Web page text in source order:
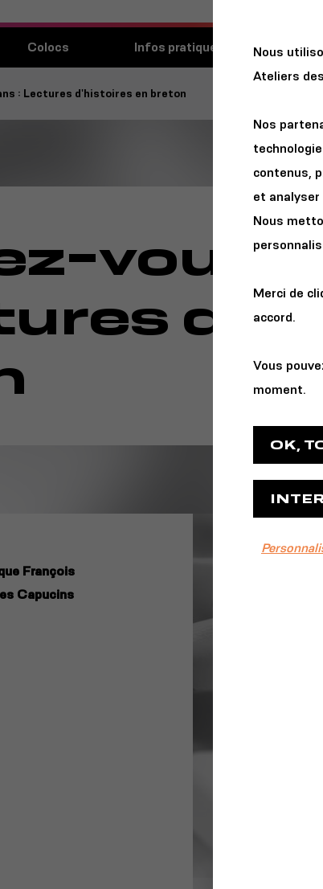
Colocs Infos pratiques
lieux
: Lectures d'histoires en breton
vous
François
Capucins
Nous
Ateliers
Nos
contenus,
et
Nous
Merci de
accord.
Vous
moment.
OK,